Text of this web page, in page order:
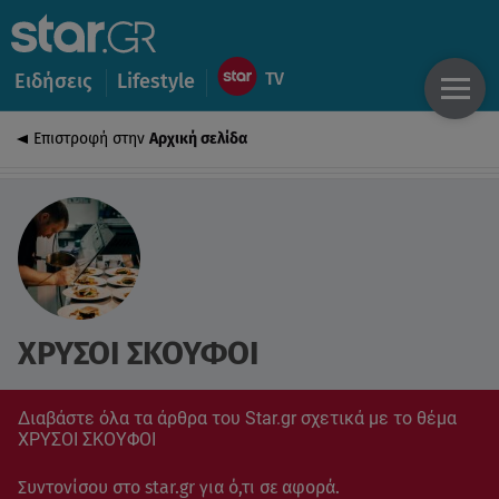
Ειδήσεις Lifestyle
Επιστροφή στην Αρχική σελίδα
ΧΡΥΣΟΙ ΣΚΟΥΦΟΙ
Διαβάστε όλα τα άρθρα του Star.gr σχετικά με το θέμα
ΧΡΥΣΟΙ ΣΚΟΥΦΟΙ
Συντονίσου στο star.gr για ό,τι σε αφορά.